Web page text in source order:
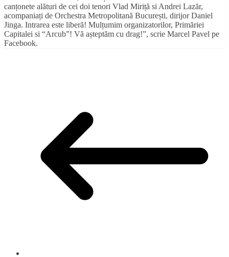
canțonete alături de cei doi tenori Vlad Miriță si Andrei Lazăr,
acompaniați de Orchestra Metropolitană București, dirijor Daniel
Jinga. Intrarea este liberă! Mulțumim organizatorilor, Primăriei
Capitalei si “Arcub”! Vă așteptăm cu drag!”, scrie Marcel Pavel pe
Facebook.